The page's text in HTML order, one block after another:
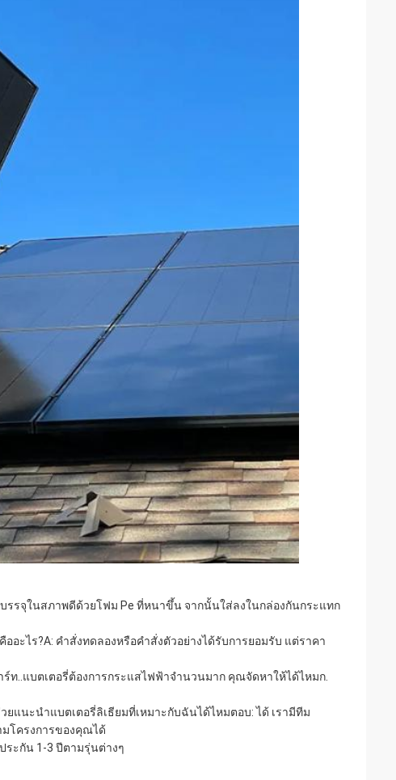
รรจุในสภาพดีด้วยโฟม Pe ที่หนาขึ้น จากนั้นใส่ลงในกล่องกันกระแทก
ะไร?A: คำสั่งทดลองหรือคำสั่งตัวอย่างได้รับการยอมรับ แต่ราคา
ท..แบตเตอรี่ต้องการกระแสไฟฟ้าจำนวนมาก คุณจัดหาให้ได้ไหมก.
แนะนำแบตเตอรี่ลิเธียมที่เหมาะกับฉันได้ไหมตอบ: ได้ เรามีทีม
โครงการของคุณได้
ระกัน 1-3 ปีตามรุ่นต่างๆ